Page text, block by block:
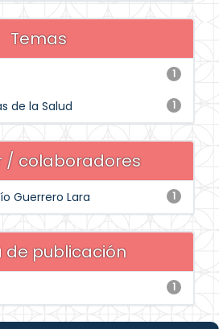
Temas
1
1
de la Salud
/ colaboradores
1
Guerrero Lara
de publicación
1